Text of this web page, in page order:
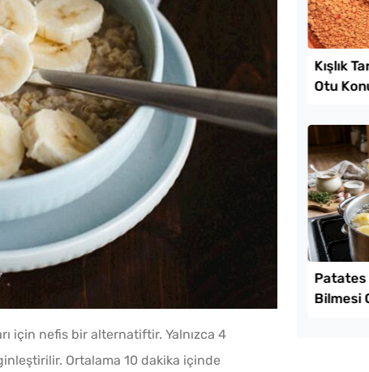
Tel Tel Ayrılan Tavada
Katmer Tarifi
Az Kıymayla Kıbrıs
için nefis bir alternatiftir. Yalnızca 4
Ortalama 10 dakika içinde